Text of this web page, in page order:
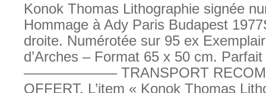
Konok Thomas Lithographie signée
Hommage à Ady Paris Budapest
droite. Numérotée sur 95 ex
d’Arches – Format 65 x 50 cm.
——————– TRANSPORT
OFFERT. L’item « Konok Thomas